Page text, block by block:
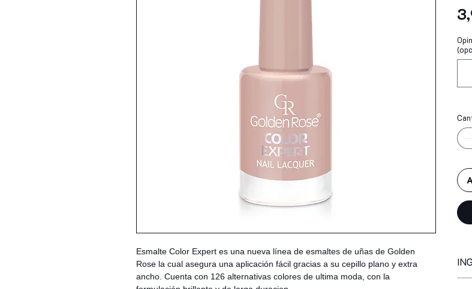
Esmalte Color Expert es una nueva línea de esmaltes de uñas de Golden
Rose la cual asegura una aplicación fácil gracias a su cepillo plano y extra
ancho. Cuenta con 126 alternativas colores de ultima moda, con la